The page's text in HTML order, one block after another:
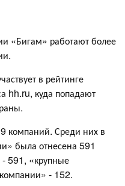
«Бигам» работают более
в рейтинге
hh.ru, куда попадают
компаний. Среди них в
была отнесена 591
591, «крупные
- 152.